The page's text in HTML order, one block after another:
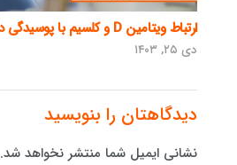
ارتباط ویتامین D و کلسیم با پوسیدگی دندان
دی ۲۵, ۱۴۰۳
دیدگاهتان را بنویسید
نشانی ایمیل شما منتشر نخواهد شد.